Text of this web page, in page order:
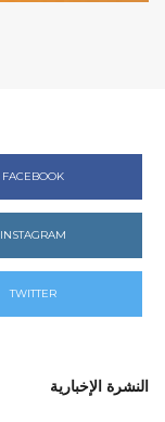
FACEBOOK
INSTAGRAM
TWITTER
النشرة الإخبارية